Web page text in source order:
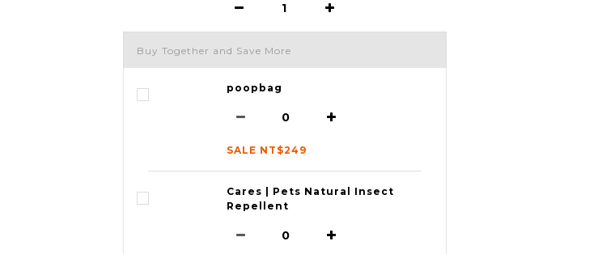
Buy Together and Save More
poopbag
SALE NT$249
Cares | Pets Natural Insect
Repellent